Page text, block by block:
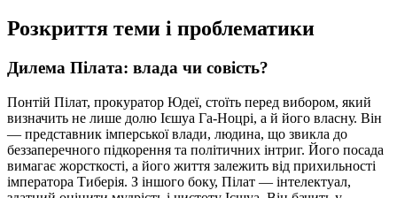
Розкриття теми і проблематики
Дилема Пілата: влада чи совість?
Понтій Пілат, прокуратор Юдеї, стоїть перед вибором, який
визначить не лише долю Ієшуа Га-Ноцрі, а й його власну. Він
— представник імперської влади, людина, що звикла до
беззаперечного підкорення та політичних інтриг. Його посада
вимагає жорсткості, а його життя залежить від прихильності
імператора Тиберія. З іншого боку, Пілат — інтелектуал,